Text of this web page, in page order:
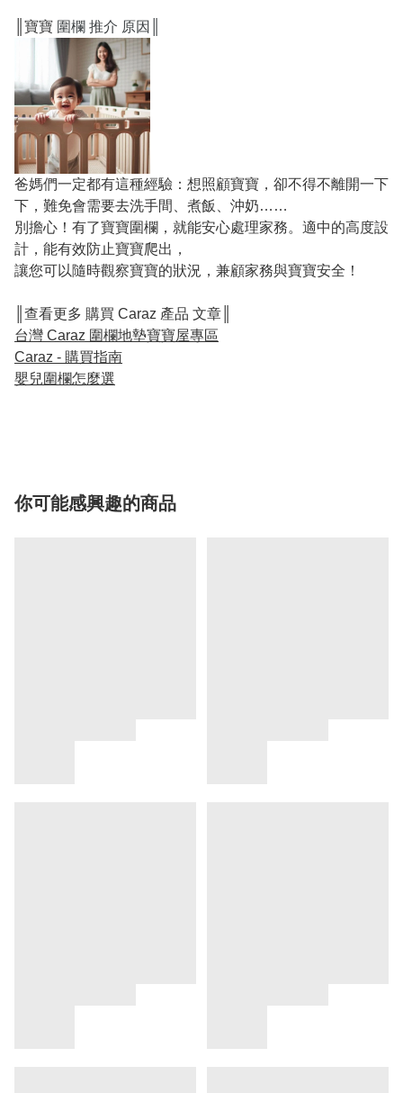
║寶寶 圍欄 推介 原因║
爸媽們一定都有這種經驗：想照顧寶寶，卻不得不離開一下
下，難免會需要去洗手間、煮飯、沖奶……
別擔心！有了寶寶圍欄，就能安心處理家務。適中的高度設
計，能有效防止寶寶爬出，
讓您可以隨時觀察寶寶的狀況，兼顧家務與寶寶安全！
║查看更多 購買 Caraz 產品 文章║
台灣 Caraz 圍欄地墊寶寶屋專區
Caraz - 購買指南
嬰兒圍欄怎麼選
你可能感興趣的商品